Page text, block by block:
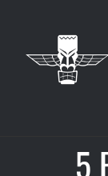
contenuto
5